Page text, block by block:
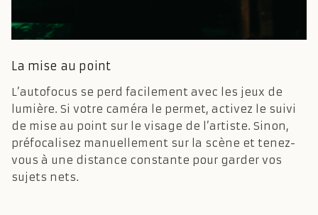
La mise au point
L’autofocus se perd facilement avec les jeux de
lumière. Si votre caméra le permet, activez le suivi
de mise au point sur le visage de l’artiste. Sinon,
préfocalisez manuellement sur la scène et tenez-
vous à une distance constante pour garder vos
sujets nets.